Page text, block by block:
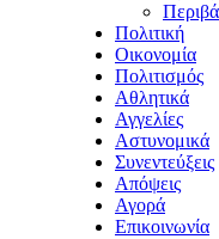
Πολιτική
Οικονομία
Πολιτισμός
Αθλητικά
Αγγελίες
Αστυνομικά
Συνεντεύξεις
Απόψεις
Αγορά
Επικοινωνία